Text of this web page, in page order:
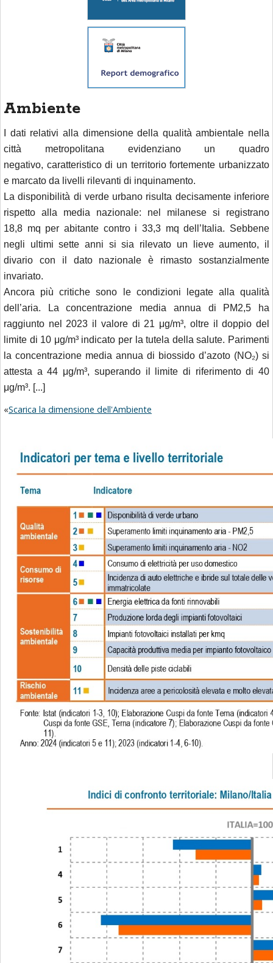
Ambiente
I dati relativi alla dimensione della qualità ambientale nella
città metropolitana evidenziano un quadro
negativo, caratteristico di un territorio fortemente urbanizzato
e marcato da livelli rilevanti di inquinamento.
La disponibilità di verde urbano risulta decisamente inferiore
rispetto alla media nazionale: nel milanese si registrano
18,8 mq per abitante contro i 33,3 mq dell’Italia. Sebbene
negli ultimi sette anni si sia rilevato un lieve aumento, il
divario con il dato nazionale è rimasto sostanzialmente
invariato.
Ancora più critiche sono le condizioni legate alla qualità
dell’aria. La concentrazione media annua di PM2,5 ha
raggiunto nel 2023 il valore di 21 μg/m³, oltre il doppio del
limite di 10 μg/m³ indicato per la tutela della salute. Parimenti
la concentrazione media annua di biossido d’azoto (NO₂) si
attesta a 44 μg/m³, superando il limite di riferimento di 40
μg/m³. [...]
«Scarica la dimensione dell'Ambiente